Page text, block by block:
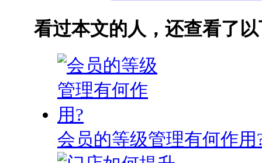
看过本文的人，还查看了
会员的等级管理有何作用